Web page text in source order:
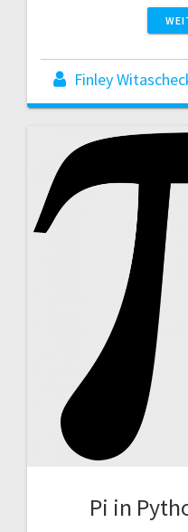
Finley
Pi in